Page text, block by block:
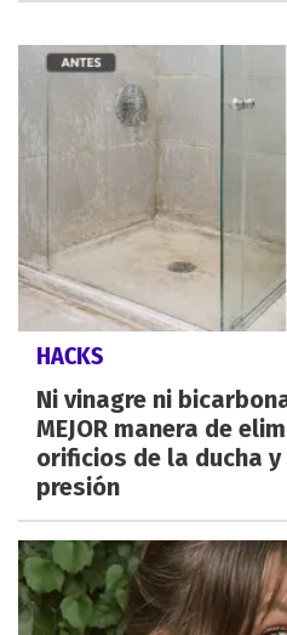
HACKS
Ni vinagre ni
MEJOR manera de
orificios de la ducha y
presión